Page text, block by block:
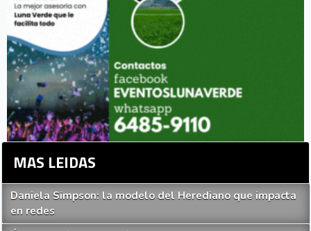
MAS LEIDAS
Daniela Simpson: la modelo del Herediano que impacta
en redes